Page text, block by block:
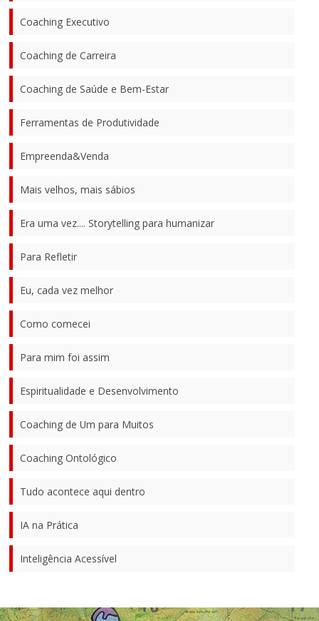
Coaching Executivo
Coaching de Carreira
Coaching de Saúde e Bem-Estar
Ferramentas de Produtividade
Empreenda&Venda
Mais velhos, mais sábios
Era uma vez.... Storytelling para humanizar
Para Refletir
Eu, cada vez melhor
Como comecei
Para mim foi assim
Espiritualidade e Desenvolvimento
Coaching de Um para Muitos
Coaching Ontológico
Tudo acontece aqui dentro
IA na Prática
Inteligência Acessível